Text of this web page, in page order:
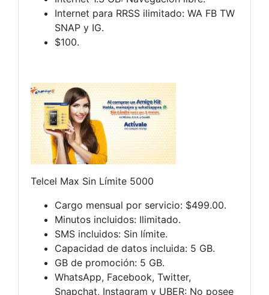
Internet para RRSS ilimitado: WA FB TW
SNAP y IG.
$100.
Telcel Max Sin Límite 5000
Cargo mensual por servicio: $499.00.
Minutos incluidos: Ilimitado.
SMS incluidos: Sin límite.
Capacidad de datos incluida: 5 GB.
GB de promoción: 5 GB.
WhatsApp, Facebook, Twitter,
Snapchat, Instagram y UBER: No posee